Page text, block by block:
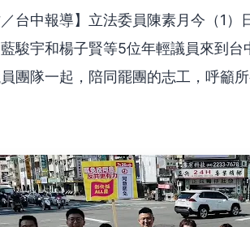
／台中報導】立法委員陳素月今（1
駿宇和楊子賢等5位年輕議員來到
團隊一起，陪同罷團的志工，呼籲